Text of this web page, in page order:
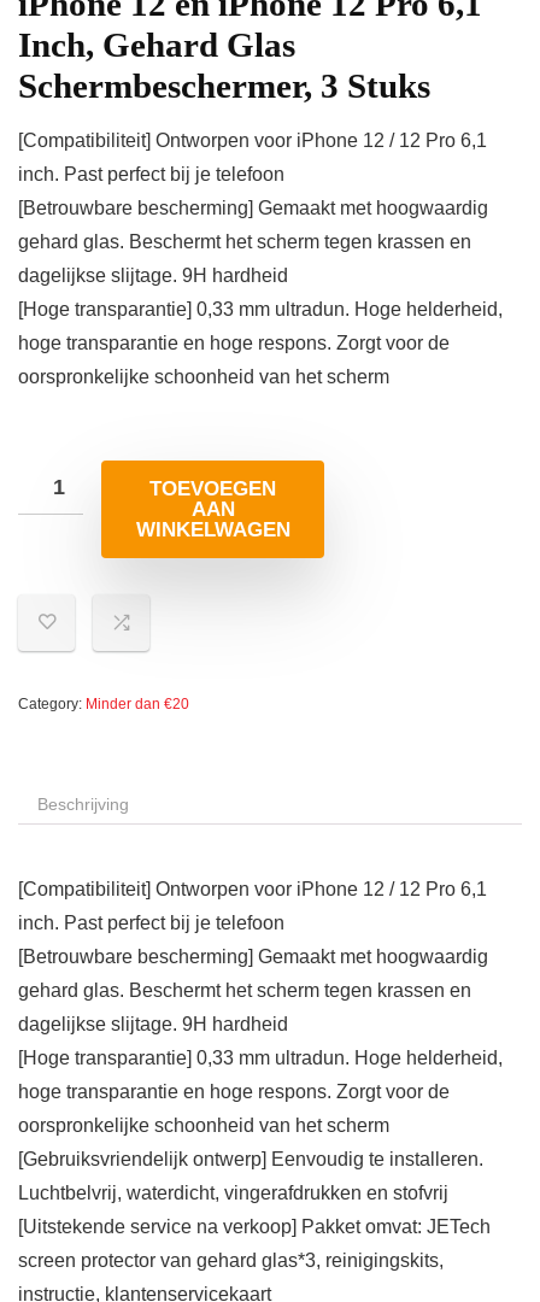
Inch, Gehard Glas
Schermbeschermer, 3 Stuks
[Compatibiliteit] Ontworpen voor iPhone 12 / 12 Pro 6,1
inch. Past perfect bij je telefoon
[Betrouwbare bescherming] Gemaakt met hoogwaardig
gehard glas. Beschermt het scherm tegen krassen en
dagelijkse slijtage. 9H hardheid
[Hoge transparantie] 0,33 mm ultradun. Hoge helderheid,
hoge transparantie en hoge respons. Zorgt voor de
oorspronkelijke schoonheid van het scherm
TOEVOEGEN
AAN
WINKELWAGEN
Category: Minder dan €20
Beschrijving
[Compatibiliteit] Ontworpen voor iPhone 12 / 12 Pro 6,1
inch. Past perfect bij je telefoon
[Betrouwbare bescherming] Gemaakt met hoogwaardig
gehard glas. Beschermt het scherm tegen krassen en
dagelijkse slijtage. 9H hardheid
[Hoge transparantie] 0,33 mm ultradun. Hoge helderheid,
hoge transparantie en hoge respons. Zorgt voor de
oorspronkelijke schoonheid van het scherm
[Gebruiksvriendelijk ontwerp] Eenvoudig te installeren.
Luchtbelvrij, waterdicht, vingerafdrukken en stofvrij
[Uitstekende service na verkoop] Pakket omvat: JETech
screen protector van gehard glas*3, reinigingskits,
instructie, klantenservicekaart